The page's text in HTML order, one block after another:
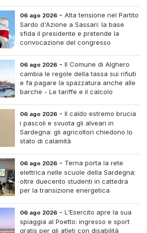
06 ago 2026 -Alta tensione nel Partito
Sardo d'Azione a Sassari: la base
sfida il presidente e pretende la
convocazione del congresso
06 ago 2026 -Il Comune di Alghero
cambia le regole della tassa sui rifiuti
e fa pagare la spazzatura anche alle
barche - Le tariffe e il calcolo
06 ago 2026 -Il caldo estremo brucia
i pascoli e svuota gli alveari in
Sardegna: gli agricoltori chiedono lo
stato di calamità
06 ago 2026 - Terna porta la rete
elettrica nelle scuole della Sardegna:
oltre duecento studenti in cattedra
per la transizione energetica
06 ago 2026 -L'Esercito apre la sua
spiaggia al Poetto: ingresso e sport
gratis per gli atleti con disabilità